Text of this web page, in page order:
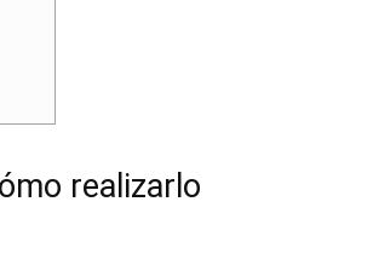
realizarlo